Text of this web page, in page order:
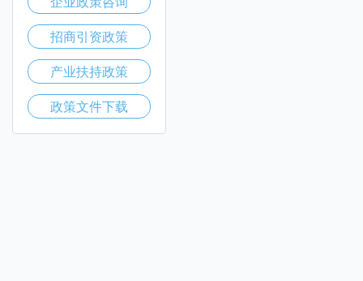
招商引资政策
产业扶持政策
政策文件下载